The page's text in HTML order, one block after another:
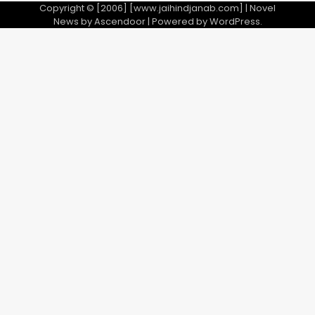
Copyright © [2006] [www.jaihindjanab.com] | Novel
News byAscendoor| Powered byWordPress.